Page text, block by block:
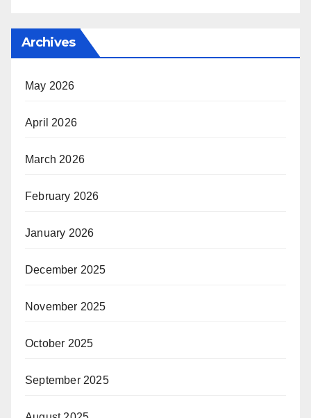
Archives
May 2026
April 2026
March 2026
February 2026
January 2026
December 2025
November 2025
October 2025
September 2025